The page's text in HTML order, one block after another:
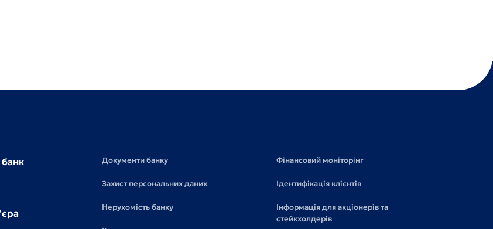
Документи банку
Захист персональних даних
Нерухомість банку
Фінансовий моніторінг
Ідентифікація клієнтів
Інформація для акціонерів та
стейкхолдерів